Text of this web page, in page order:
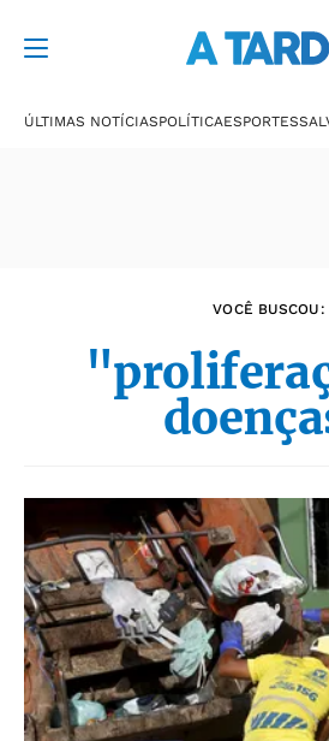
ÚLTIMAS NOTÍCIASPOLÍTICAESPORTES
VOCÊ BUSCOU: